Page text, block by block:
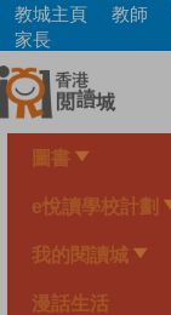
Skip
main
content
教城主頁 教師
家長
圖書
e悅讀學校計劃
我的閱讀城
漫話生活